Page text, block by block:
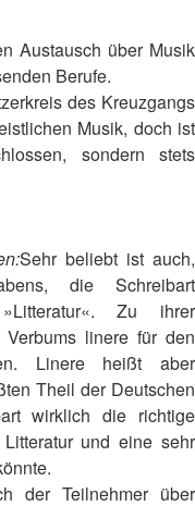
Austausch über Musik
Berufe.
des Kreuzgangs
Musik, doch ist
sondern stets
Sehr beliebt ist auch,
die Schreibart
Zu ihrer
linere für den
Linere heißt aber
Theil der Deutschen
wirklich die richtige
und eine sehr
der Teilnehmer über